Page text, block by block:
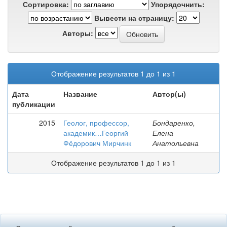
Сортировка:
Упорядочнить:
Вывести на страницу:
Авторы:
Отображение результатов 1 до 1 из 1
Дата
публикации
Название Автор(ы)
2015
Геолог, профессор,
академик…Георгий
Фёдорович Мирчинк
Бондаренко,
Елена
Анатольевна
Отображение результатов 1 до 1 из 1